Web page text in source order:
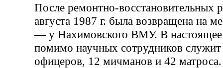
После ремонтно-восстановительных
августа 1987 г. была возвращена на
— у Нахимовского ВМУ. В настоящее
помимо научных сотрудников служит
офицеров, 12 мичманов и 42 матроса.